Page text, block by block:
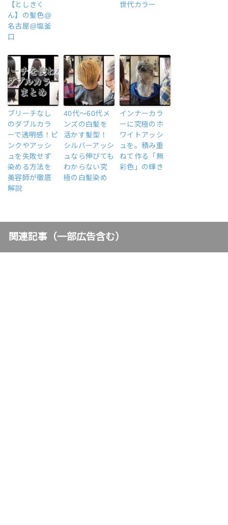
【としきく
ん】の髪色@
名古屋@塩釜
口
世代カラー
ブリーチなし
のダブルカラ
ーで透明感！ピ
ンクやアッシ
ュを失敗せず
染める方法を
美容師が徹底
解説
40代〜60代メ
ンズの白髪を
活かす髪型！
シルバーアッシ
ュなら伸びても
わからない究
極の白髪染め
インナーカラ
ーに究極のホ
ワイトアッシ
ュを。積み重
ねて作る「無
彩色」の輝き
関連記事（一部広告含む）